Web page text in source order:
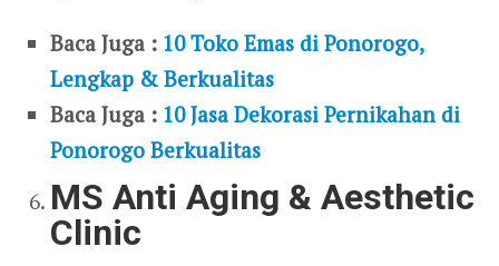
Baca Juga : 10 Toko Emas di Ponorogo,
Lengkap & Berkualitas
Baca Juga : 10 Jasa Dekorasi Pernikahan di
Ponorogo Berkualitas
MS Anti Aging & Aesthetic
Clinic